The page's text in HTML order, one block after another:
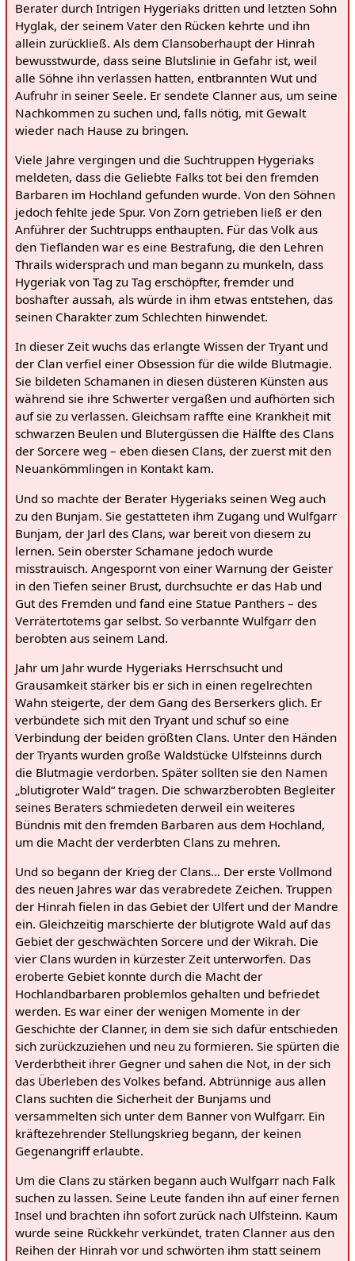
Berater durch Intrigen Hygeriaks dritten und letzten Sohn
Hyglak, der seinem Vater den Rücken kehrte und ihn
allein zurückließ. Als dem Clansoberhaupt der Hinrah
bewusstwurde, dass seine Blutslinie in Gefahr ist, weil
alle Söhne ihn verlassen hatten, entbrannten Wut und
Aufruhr in seiner Seele. Er sendete Clanner aus, um seine
Nachkommen zu suchen und, falls nötig, mit Gewalt
wieder nach Hause zu bringen.
Viele Jahre vergingen und die Suchtruppen Hygeriaks
meldeten, dass die Geliebte Falks tot bei den fremden
Barbaren im Hochland gefunden wurde. Von den Söhnen
jedoch fehlte jede Spur. Von Zorn getrieben ließ er den
Anführer der Suchtrupps enthaupten. Für das Volk aus
den Tieflanden war es eine Bestrafung, die den Lehren
Thrails widersprach und man begann zu munkeln, dass
Hygeriak von Tag zu Tag erschöpfter, fremder und
boshafter aussah, als würde in ihm etwas entstehen, das
seinen Charakter zum Schlechten hinwendet.
In dieser Zeit wuchs das erlangte Wissen der Tryant und
der Clan verfiel einer Obsession für die wilde Blutmagie.
Sie bildeten Schamanen in diesen düsteren Künsten aus
während sie ihre Schwerter vergaßen und aufhörten sich
auf sie zu verlassen. Gleichsam raffte eine Krankheit mit
schwarzen Beulen und Blutergüssen die Hälfte des Clans
der Sorcere weg – eben diesen Clans, der zuerst mit den
Neuankömmlingen in Kontakt kam.
Und so machte der Berater Hygeriaks seinen Weg auch
zu den Bunjam. Sie gestatteten ihm Zugang und Wulfgarr
Bunjam, der Jarl des Clans, war bereit von diesem zu
lernen. Sein oberster Schamane jedoch wurde
misstrauisch. Angespornt von einer Warnung der Geister
in den Tiefen seiner Brust, durchsuchte er das Hab und
Gut des Fremden und fand eine Statue Panthers – des
Verrätertotems gar selbst. So verbannte Wulfgarr den
berobten aus seinem Land.
Jahr um Jahr wurde Hygeriaks Herrschsucht und
Grausamkeit stärker bis er sich in einen regelrechten
Wahn steigerte, der dem Gang des Berserkers glich. Er
verbündete sich mit den Tryant und schuf so eine
Verbindung der beiden größten Clans. Unter den Händen
der Tryants wurden große Waldstücke Ulfsteinns durch
die Blutmagie verdorben. Später sollten sie den Namen
„blutigroter Wald“ tragen. Die schwarzberobten Begleiter
seines Beraters schmiedeten derweil ein weiteres
Bündnis mit den fremden Barbaren aus dem Hochland,
um die Macht der verderbten Clans zu mehren.
Und so begann der Krieg der Clans… Der erste Vollmond
des neuen Jahres war das verabredete Zeichen. Truppen
der Hinrah fielen in das Gebiet der Ulfert und der Mandre
ein. Gleichzeitig marschierte der blutigrote Wald auf das
Gebiet der geschwächten Sorcere und der Wikrah. Die
vier Clans wurden in kürzester Zeit unterworfen. Das
eroberte Gebiet konnte durch die Macht der
Hochlandbarbaren problemlos gehalten und befriedet
werden. Es war einer der wenigen Momente in der
Geschichte der Clanner, in dem sie sich dafür entschieden
sich zurückzuziehen und neu zu formieren. Sie spürten die
Verderbtheit ihrer Gegner und sahen die Not, in der sich
das Überleben des Volkes befand. Abtrünnige aus allen
Clans suchten die Sicherheit der Bunjams und
versammelten sich unter dem Banner von Wulfgarr. Ein
kräftezehrender Stellungskrieg begann, der keinen
Gegenangriff erlaubte.
Um die Clans zu stärken begann auch Wulfgarr nach Falk
suchen zu lassen. Seine Leute fanden ihn auf einer fernen
Insel und brachten ihn sofort zurück nach Ulfsteinn. Kaum
wurde seine Rückkehr verkündet, traten Clanner aus den
Reihen der Hinrah vor und schwörten ihm statt seinem